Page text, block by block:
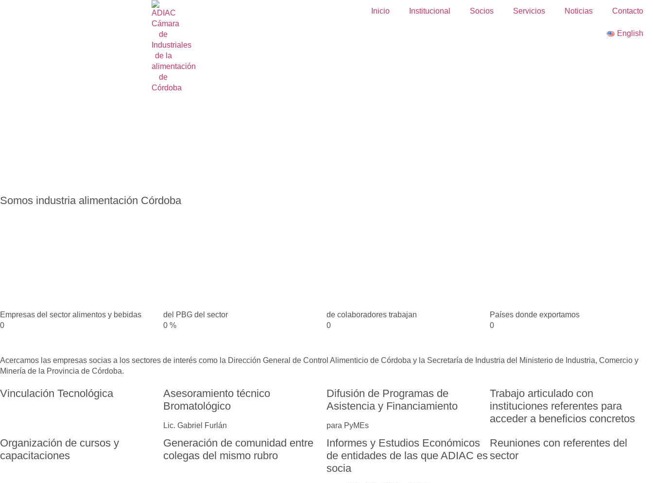
Inicio Institucional Socios Servicios Noticias Contacto
English
Somos industria alimentación Córdoba
Empresas del sector alimentos y bebidas
0
del PBG del sector
0 %
de colaboradores trabajan
0
Países donde exportamos
0
Acercamos las empresas socias a los sectores de interés como la Dirección General de Control Alimenticio de Córdoba y la Secretaría de Industria del Ministerio de Industria, Comercio y
Minería de la Provincia de Córdoba.
Vinculación Tecnológica
Asesoramiento técnico
Bromatológico
Lic. Gabriel Furlán
Difusión de Programas de
Asistencia y Financiamiento
para PyMEs
Trabajo articulado con
instituciones referentes para
acceder a beneficios concretos
Organización de cursos y
capacitaciones
Generación de comunidad entre
colegas del mismo rubro
Informes y Estudios Económicos
de entidades de las que ADIAC es
socia
Reuniones con referentes del
sector